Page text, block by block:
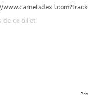
de ce billet